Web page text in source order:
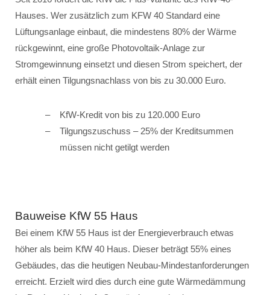
Hauses. Wer zusätzlich zum KFW 40 Standard eine
Lüftungsanlage einbaut, die mindestens 80% der Wärme
rückgewinnt, eine große Photovoltaik-Anlage zur
Stromgewinnung einsetzt und diesen Strom speichert, der
erhält einen Tilgungsnachlass von bis zu 30.000 Euro.
KfW-Kredit von bis zu 120.000 Euro
Tilgungszuschuss – 25% der Kreditsummen
müssen nicht getilgt werden
Bauweise KfW 55 Haus
Bei einem KfW 55 Haus ist der Energieverbrauch etwas
höher als beim KfW 40 Haus. Dieser beträgt 55% eines
Gebäudes, das die heutigen Neubau-Mindestanforderungen
erreicht. Erzielt wird dies durch eine gute Wärmedämmung